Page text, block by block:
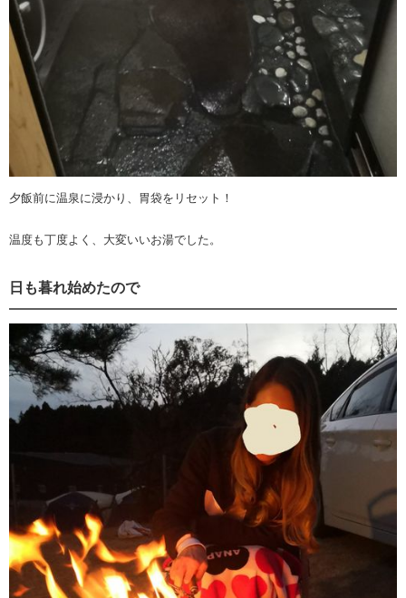
夕飯前に温泉に浸かり、胃袋をリセット！
温度も丁度よく、大変いいお湯でした。
日も暮れ始めたので